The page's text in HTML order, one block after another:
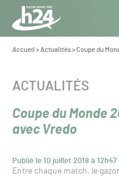
Panneau de gestion des cookies
Aller au contenu
Toute
l’info
Pro
Vous
Accueil >Actualités>Coupe du
Coupe du Monde
avec Vredo
Publié le 10 juillet 2018 à 12h47
CATÉGORIE :
ACTUALITÉS
Entre chaque match, le